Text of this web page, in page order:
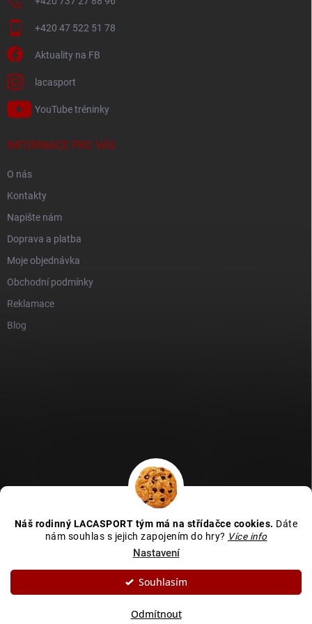
Náš rodinný LACASPORT tým má na střídačce cookies. Dáte
nám souhlas s jejich zapojením do hry? Více info
Nastavení
Odmítnout
Souhlasím
+420 47 522 51 78
Aktuality na FB
lacasport
YouTube tréninky
INFORMACE PRO VÁS
O nás
Kontakty
Napište nám
Doprava a platba
Moje objednávka
Obchodní podmínky
Reklamace
Blog
Zboží recenze
Kamenná prodejna - MAPA
Vytvořil Shoptet
. Všechna práva vyhrazena.
cookies